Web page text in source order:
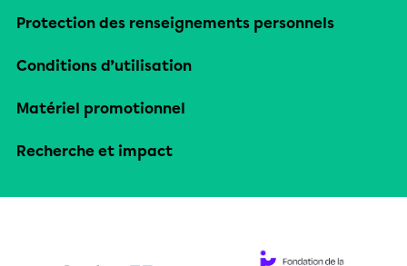
Protection des renseignements personnels
Conditions d’utilisation
Matériel promotionnel
Recherche et impact